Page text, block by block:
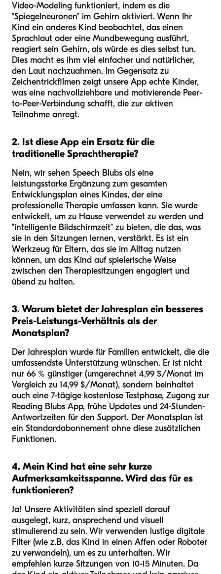
Video-Modeling funktioniert, indem es die
"Spiegelneuronen" im Gehirn aktiviert. Wenn Ihr
Kind ein anderes Kind beobachtet, das einen
Sprachlaut oder eine Mundbewegung ausführt,
reagiert sein Gehirn, als würde es dies selbst tun.
Dies macht es ihm viel einfacher und natürlicher,
den Laut nachzuahmen. Im Gegensatz zu
Zeichentrickfilmen zeigt unsere App echte Kinder,
was eine nachvollziehbare und motivierende Peer-
to-Peer-Verbindung schafft, die zur aktiven
Teilnahme anregt.
2. Ist diese App ein Ersatz für die
traditionelle Sprachtherapie?
Nein, wir sehen Speech Blubs als eine
leistungsstarke Ergänzung zum gesamten
Entwicklungsplan eines Kindes, der eine
professionelle Therapie umfassen kann. Sie wurde
entwickelt, um zu Hause verwendet zu werden und
"intelligente Bildschirmzeit" zu bieten, die das, was
sie in den Sitzungen lernen, verstärkt. Es ist ein
Werkzeug für Eltern, das sie im Alltag nutzen
können, um das Kind auf spielerische Weise
zwischen den Therapiesitzungen engagiert und
übend zu halten.
3. Warum bietet der Jahresplan ein besseres
Preis-Leistungs-Verhältnis als der
Monatsplan?
Der Jahresplan wurde für Familien entwickelt, die die
umfassendste Unterstützung wünschen. Er ist nicht
nur 66 % günstiger (umgerechnet 4,99 $/Monat im
Vergleich zu 14,99 $/Monat), sondern beinhaltet
auch eine 7-tägige kostenlose Testphase, Zugang zur
Reading Blubs App, frühe Updates und 24-Stunden-
Antwortzeiten für den Support. Der Monatsplan ist
ein Standardabonnement ohne diese zusätzlichen
Funktionen.
4. Mein Kind hat eine sehr kurze
Aufmerksamkeitsspanne. Wird das für es
funktionieren?
Ja! Unsere Aktivitäten sind speziell darauf
ausgelegt, kurz, ansprechend und visuell
stimulierend zu sein. Wir verwenden lustige digitale
Filter (wie z.B. das Kind in einen Affen oder Roboter
zu verwandeln), um es zu unterhalten. Wir
empfehlen kurze Sitzungen von 10-15 Minuten. Da